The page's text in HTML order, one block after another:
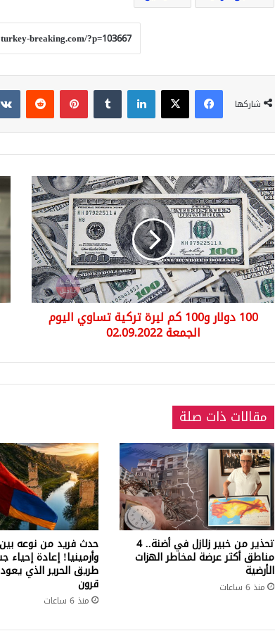
شاركها
فيسبوك‫X لينكدإن بينتيريست
100
دولار
و100
كم
ليرة
تركية
تساوي
اليوم
الجمعة
02.09.2022
100 دولار و100 كم ليرة تركية تساوي اليوم
الجمعة 02.09.2022
مقالات ذات صلة
تحذير من خبير زلازل في أضنة.. 4
مناطق أكثر عرضة لمخاطر الهزات
الأرضية
منذ 6 ساعات
حدث فريد من نوعه بين
وأرمينيا! إعادة إحياء
طريق الحرير الذي
قرون
منذ 6 ساعات